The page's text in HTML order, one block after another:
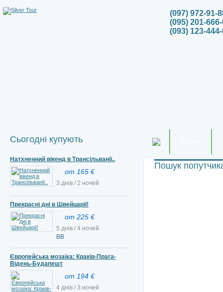
(097) 972-91-
(095) 201-
(093) 123-
Пошук
Сьогодні купують
Натхненний вікенд в Трансільванії..
от 165 €
3 днів / 2 ночей
Прекрасні дні в Швейцарії!
от 225 €
5 днів / 4 ночей
BB
Європейська мозаїка: Краків-Прага-
Відень-Будапешт
от 194 €
4 днів / 3 ночей